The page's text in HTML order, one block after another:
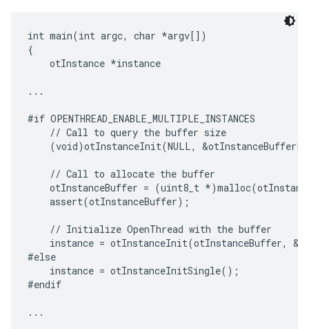
int main(int argc, char *argv[])
{
    otInstance *instance
...
#if OPENTHREAD_ENABLE_MULTIPLE_INSTANCES
    // Call to query the buffer size
(void)otInstanceInit(NULL,
    // Call to allocate the buffer
otInstanceBuffer = (uint8_t
    assert(otInstanceBuffer);
    // Initialize OpenThread with the buffer
instance = otInstanceInit(otInstanceBuffer,
#else
    instance = otInstanceInitSingle();
#endif
...